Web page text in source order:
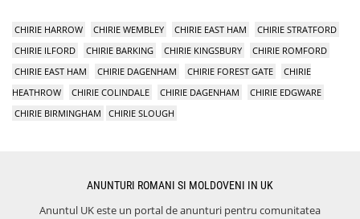
CHIRIE HARROW CHIRIE WEMBLEY CHIRIE EAST HAM
CHIRIE STRATFORD
CHIRIE ILFORD
CHIRIE BARKING CHIRIE KINGSBURY
CHIRIE ROMFORD
CHIRIE EAST HAM
CHIRIE DAGENHAM CHIRIE FOREST GATE
CHIRIE
HEATHROW
CHIRIE COLINDALE CHIRIE DAGENHAM
CHIRIE EDGWARE
CHIRIE BIRMINGHAM
CHIRIE SLOUGH
ANUNTURI ROMANI SI MOLDOVENI IN UK
Anuntul UK este un portal de anunturi pentru comunitatea